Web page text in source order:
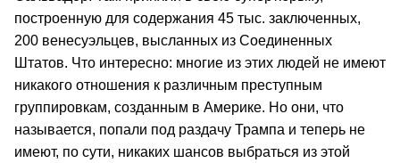
построенную для содержания 45 тыс. заключенных,
200 венесуэльцев, высланных из Соединенных
Штатов. Что интересно: многие из этих людей не имеют
никакого отношения к различным преступным
группировкам, созданным в Америке. Но они, что
называется, попали под раздачу Трампа и теперь не
имеют, по сути, никаких шансов выбраться из этой